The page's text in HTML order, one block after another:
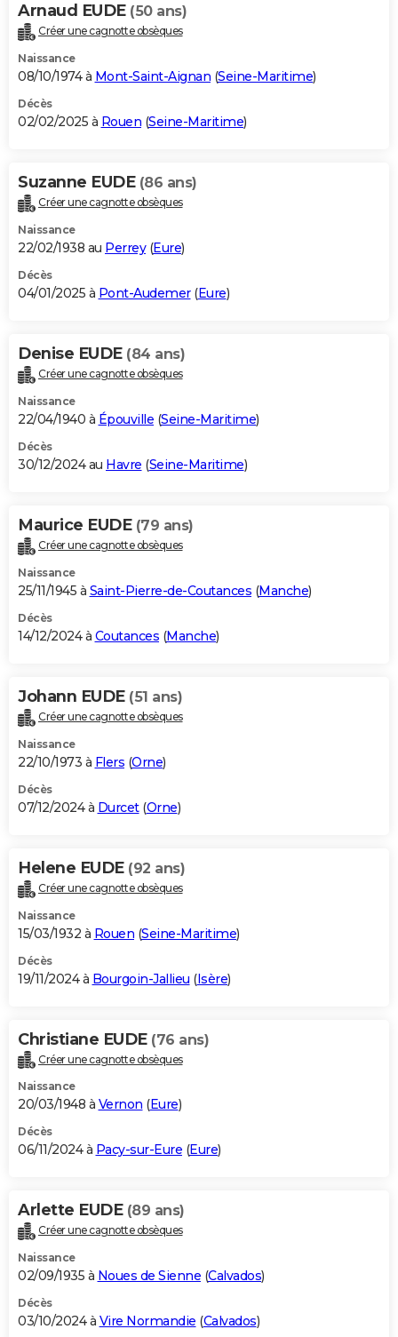
Arnaud EUDE (50 ans)
Créer une cagnotte obsèques
Naissance
08/10/1974 à Mont-Saint-Aignan (Seine-Maritime)
Décès
02/02/2025 à Rouen (Seine-Maritime)
Suzanne EUDE (86 ans)
Créer une cagnotte obsèques
Naissance
22/02/1938 au Perrey(Eure)
Décès
04/01/2025 à Pont-Audemer(Eure)
Denise EUDE (84 ans)
Créer une cagnotte obsèques
Naissance
22/04/1940 à Épouville (Seine-Maritime)
Décès
30/12/2024 au Havre (Seine-Maritime)
Maurice EUDE (79 ans)
Créer une cagnotte obsèques
Naissance
25/11/1945 à Saint-Pierre-de-Coutances (Manche)
Décès
14/12/2024 à Coutances (Manche)
Johann EUDE (51 ans)
Créer une cagnotte obsèques
Naissance
22/10/1973 à Flers (Orne)
Décès
07/12/2024 à Durcet(Orne)
Helene EUDE (92 ans)
Créer une cagnotte obsèques
Naissance
15/03/1932 à Rouen (Seine-Maritime)
Décès
19/11/2024 à Bourgoin-Jallieu (Isère)
Christiane EUDE (76 ans)
Créer une cagnotte obsèques
Naissance
20/03/1948 à Vernon (Eure)
Décès
06/11/2024 à Pacy-sur-Eure (Eure)
Arlette EUDE (89 ans)
Créer une cagnotte obsèques
Naissance
02/09/1935 à Noues de Sienne (Calvados)
Décès
03/10/2024 à Vire Normandie (Calvados)